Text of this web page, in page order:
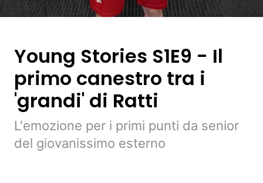
Young Stories S1E9 - Il
primo canestro tra i
'grandi' di Ratti
L'emozione per i primi punti da senior
del giovanissimo esterno